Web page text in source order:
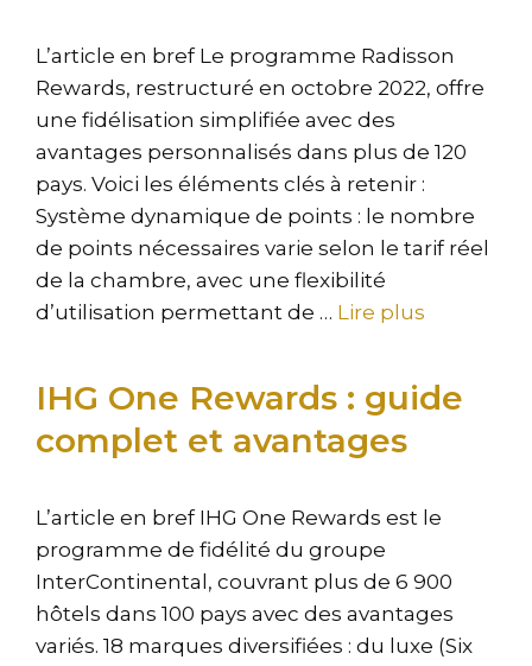
L’article en bref Le programme Radisson
Rewards, restructuré en octobre 2022, offre
une fidélisation simplifiée avec des
avantages personnalisés dans plus de 120
pays. Voici les éléments clés à retenir :
Système dynamique de points : le nombre
de points nécessaires varie selon le tarif réel
de la chambre, avec une flexibilité
d’utilisation permettant de … Lire plus
IHG One Rewards : guide
complet et avantages
L’article en bref IHG One Rewards est le
programme de fidélité du groupe
InterContinental, couvrant plus de 6 900
hôtels dans 100 pays avec des avantages
variés. 18 marques diversifiées : du luxe (Six